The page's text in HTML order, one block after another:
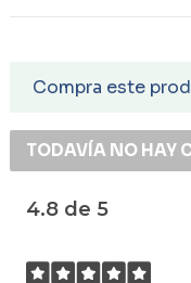
Compra este
TODAVÍA NO HAY
4.8 de 5